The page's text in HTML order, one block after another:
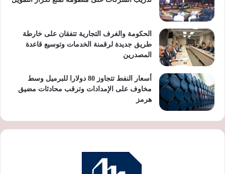
الحكومة والغرف التجارية تتفقان على خارطة
طريق جديدة لرقمنة الخدمات وتوسيع قاعدة
المصدرين
أسعار النفط تتجاوز 80 دولارا للبرميل وسط
مخاوف على الإمدادات وترقب محادثات مضيق
هرمز